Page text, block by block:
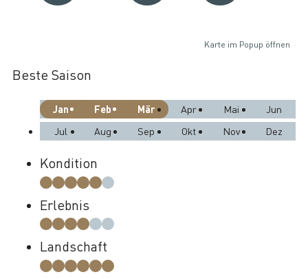
Karte im Popup öffnen
Beste Saison
Jan Feb Mär Apr Mai
Jun
Jul
Aug Sep Okt Nov Dez
Kondition
Erlebnis
Landschaft